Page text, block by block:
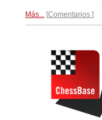
Más... Comentarios